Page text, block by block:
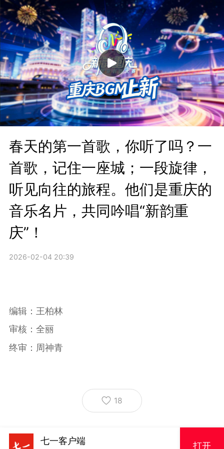
春天的第一首歌，你听了吗？一
首歌，记住一座城；一段旋律，
听见向往的旅程。他们是重庆的
音乐名片，共同吟唱“新韵重
庆”！
2026-02-04 20:39
编辑：王柏林
审核：全丽
终审：周神青
18
七一客户端 打开